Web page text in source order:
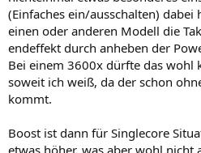
(Einfaches ein/ausschalten) dabei
einen oder anderen Modell die
endeffekt durch anheben der
Bei einem 3600x dürfte das wohl
soweit ich weiß, da der schon
kommt.
Boost ist dann für Singlecore